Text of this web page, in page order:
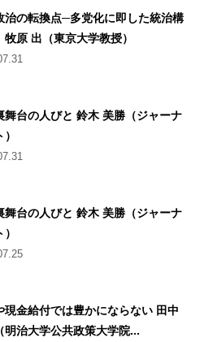
治の転換点─多党化に即した統治構
原 出（東京大学教授）
舞台の人びと 鈴木 美勝（ジャーナ
舞台の人びと 鈴木 美勝（ジャーナ
現金給付では豊かにならない 田中
明治大学公共政策大学院...